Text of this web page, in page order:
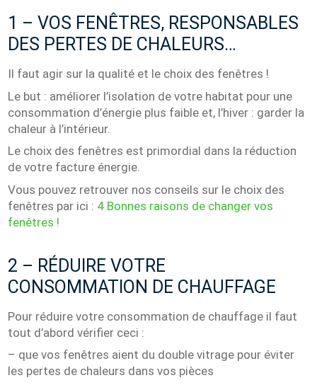
1 – VOS FENÊTRES, RESPONSABLES
DES PERTES DE CHALEURS…
Il faut agir sur la qualité et le choix des fenêtres !
Le but : améliorer l’isolation de votre habitat pour une
consommation d’énergie plus faible et, l’hiver : garder la
chaleur à l’intérieur.
Le choix des fenêtres est primordial dans la réduction
de votre facture énergie.
Vous pouvez retrouver nos conseils sur le choix des
fenêtres par ici : 4 Bonnes raisons de changer vos
fenêtres !
2 – RÉDUIRE VOTRE
CONSOMMATION DE CHAUFFAGE
Pour réduire votre consommation de chauffage il faut
tout d’abord vérifier ceci :
– que vos fenêtres aient du double vitrage pour éviter
les pertes de chaleurs dans vos pièces